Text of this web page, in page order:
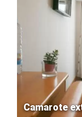
Camarote